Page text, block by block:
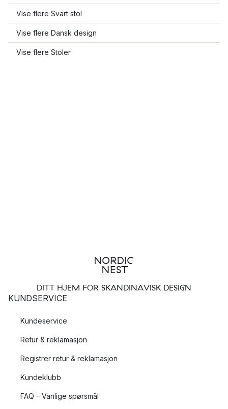
Vise flere Svart stol
Vise flere Dansk design
Vise flere Stoler
DITT HJEM FOR SKANDINAVISK DESIGN
KUNDSERVICE
Kundeservice
Retur & reklamasjon
Registrer retur & reklamasjon
Kundeklubb
FAQ – Vanlige spørsmål